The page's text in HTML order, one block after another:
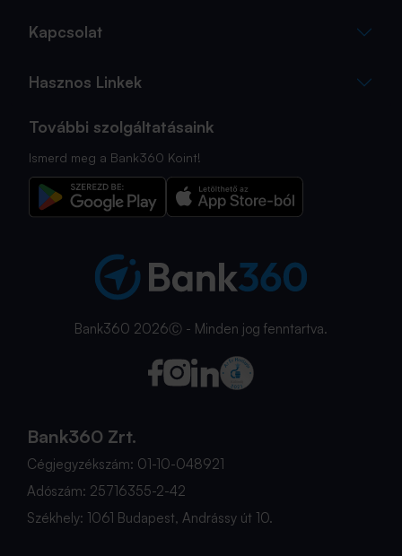
Kapcsolat
Hasznos Linkek
További szolgáltatásaink
Ismerd meg a Bank360 Koint!
Bank360 2026Ⓒ - Minden jog fenntartva.
Bank360 Zrt.
Cégjegyzékszám: 01-10-048921
Adószám: 25716355-2-42
Székhely: 1061 Budapest, Andrássy út 10.